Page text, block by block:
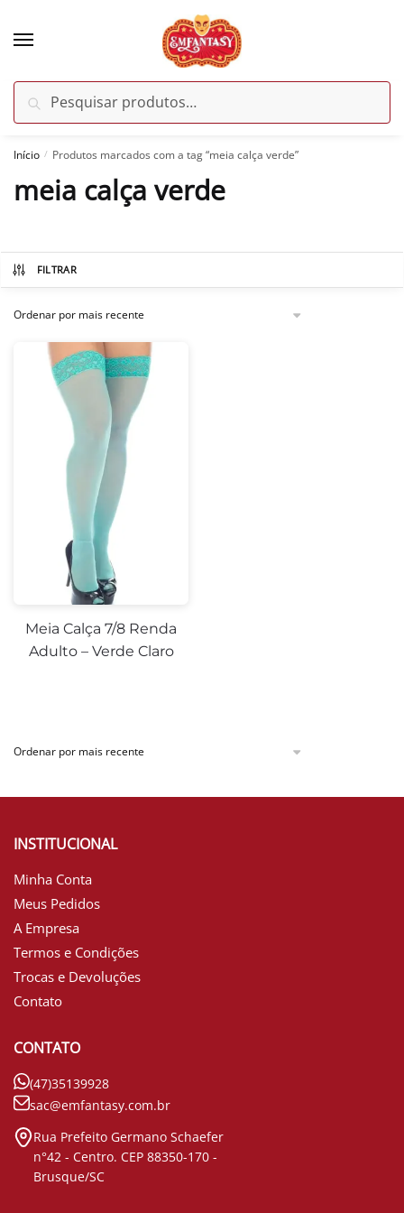
por:
Pesquisar
Início / Produtos marcados com a tag “meia calça verde”
meia calça verde
FILTRAR
Meia Calça 7/8 Renda
Adulto – Verde Claro
INSTITUCIONAL
Minha Conta
Meus Pedidos
A Empresa
Termos e Condições
Trocas e Devoluções
Contato
CONTATO
(47)35139928
sac@emfantasy.com.br
Rua Prefeito Germano Schaefer
n°42 - Centro. CEP 88350-170 -
Brusque/SC